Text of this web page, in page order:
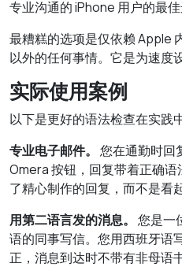
专业沟通的 iPhone 用户的最佳
最糟糕的选项是仅依赖 Apple
以外的任何事情。它是为速度
实际使用案例
以下是更好的语法检查在实践
专业电子邮件。 您在通勤时回
Omera 按钮，回复带着正确
了精心制作的回复，而不是看
用第二语言发的消息。 您是一
语的同事写信。您用西班牙语
正，消息到达时不带有非母语